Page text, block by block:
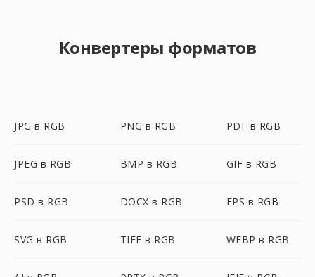
Конвертеры форматов
JPG в RGB PNG в RGB PDF в RGB
JPEG в RGB BMP в RGB GIF в RGB
PSD в RGB DOCX в RGB EPS в RGB
SVG в RGB TIFF в RGB WEBP в RGB